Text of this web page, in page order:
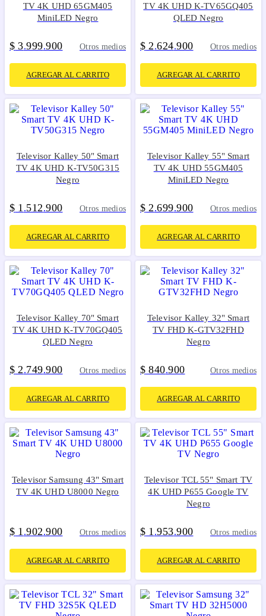
TV 4K UHD 65GM405
MiniLED Negro
$ 3.999.900 Otros medios
AGREGAR AL CARRITO
TV 4K UHD K-TV65GQ405
QLED Negro
$ 2.624.900 Otros medios
AGREGAR AL CARRITO
Televisor Kalley 50" Smart
TV 4K UHD K-TV50G315
Negro
$ 1 .512.900 Otros medios
AGREGAR AL CARRITO
Televisor Kalley 55" Smart
TV 4K UHD 55GM405
MiniLED Negro
$ 2.699.900 Otros medios
AGREGAR AL CARRITO
Televisor Kalley 70" Smart
TV 4K UHD K-TV70GQ405
QLED Negro
$ 2.749.900 Otros medios
AGREGAR AL CARRITO
Televisor Kalley 32" Smart
TV FHD K-GTV32FHD
Negro
$ 840.900 Otros medios
AGREGAR AL CARRITO
Televisor Samsung 43" Smart
TV 4K UHD U8000 Negro
$ 1 .902.900 Otros medios
AGREGAR AL CARRITO
Televisor TCL 55" Smart TV
4K UHD P655 Google TV
Negro
$ 1 .953.900 Otros medios
AGREGAR AL CARRITO